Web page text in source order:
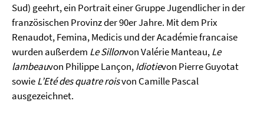
Sud) geehrt, ein Portrait einer Gruppe Jugendlicher in der
französischen Provinz der 90er Jahre. Mit dem Prix
Renaudot, Femina, Medicis und der Académie francaise
wurden außerdem Le Sillonvon Valérie Manteau,Le
lambeauvon Philippe Lançon,Idiotievon Pierre Guyotat
sowieL’Eté des quatre roisvon Camille Pascal
ausgezeichnet.